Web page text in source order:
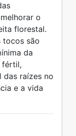
o
florestal.
tocos são
da
fértil,
das raízes no
e a vida